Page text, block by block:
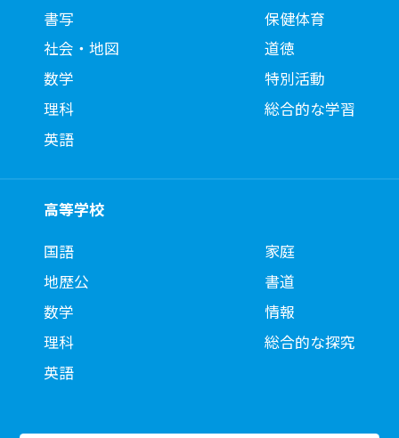
書写
社会・地図
数学
理科
英語
保健体育
道徳
特別活動
総合的な学習
高等学校
国語
地歴公
数学
理科
英語
家庭
書道
情報
総合的な探究